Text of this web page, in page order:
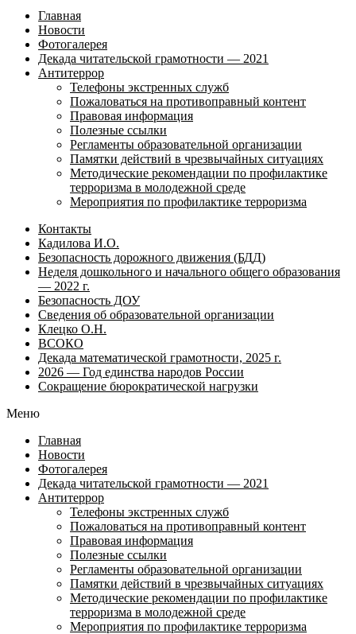
Главная
Новости
Фотогалерея
Декада читательской грамотности — 2021
Антитеррор
Телефоны экстренных служб
Пожаловаться на противоправный контент
Правовая информация
Полезные ссылки
Регламенты образовательной организации
Памятки действий в чрезвычайных ситуациях
Методические рекомендации по профилактике
терроризма в молодежной среде
Мероприятия по профилактике терроризма
Контакты
Кадилова И.О.
Безопасность дорожного движения (БДД)
Неделя дошкольного и начального общего образования
— 2022 г.
Безопасность ДОУ
Сведения об образовательной организации
Клецко О.Н.
ВСОКО
Декада математической грамотности, 2025 г.
2026 — Год единства народов России
Сокращение бюрократической нагрузки
Меню
Главная
Новости
Фотогалерея
Декада читательской грамотности — 2021
Антитеррор
Телефоны экстренных служб
Пожаловаться на противоправный контент
Правовая информация
Полезные ссылки
Регламенты образовательной организации
Памятки действий в чрезвычайных ситуациях
Методические рекомендации по профилактике
терроризма в молодежной среде
Мероприятия по профилактике терроризма